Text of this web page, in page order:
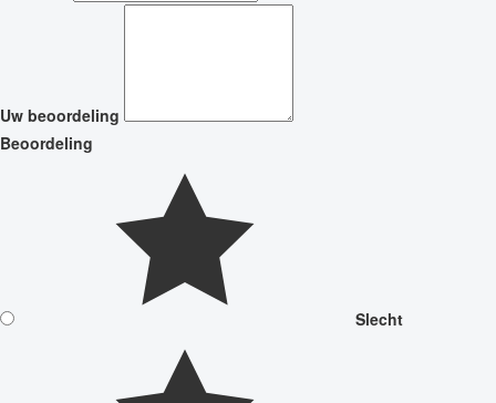
Uw beoordeling
Beoordeling
Slecht